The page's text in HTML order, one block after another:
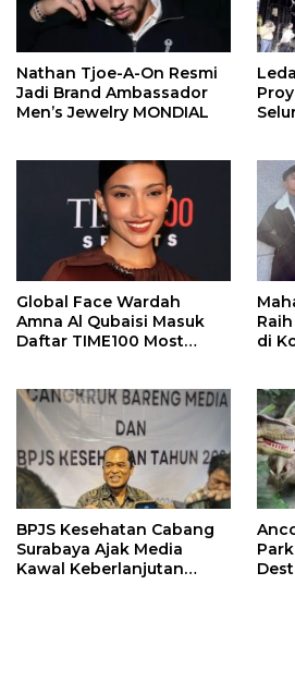
Nathan Tjoe-A-On Resmi
Jadi Brand Ambassador
Men’s Jewelry MONDIAL
Global Face Wardah
Amna Al Qubaisi Masuk
Daftar TIME100 Most
di
BPJS Kesehatan Cabang
Surabaya Ajak Media
Kawal Keberlanjutan